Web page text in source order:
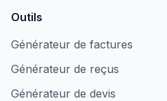
Outils
Générateur de factures
Générateur de reçus
Générateur de devis